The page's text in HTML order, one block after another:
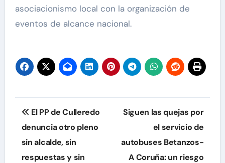
asociacionismo local con la organización de
eventos de alcance nacional.
Navegación
de
entradas
El PP de Culleredo
denuncia otro pleno
sin alcalde, sin
respuestas y sin
Siguen las quejas por
el servicio de
autobuses Betanzos-
A Coruña: un riesgo